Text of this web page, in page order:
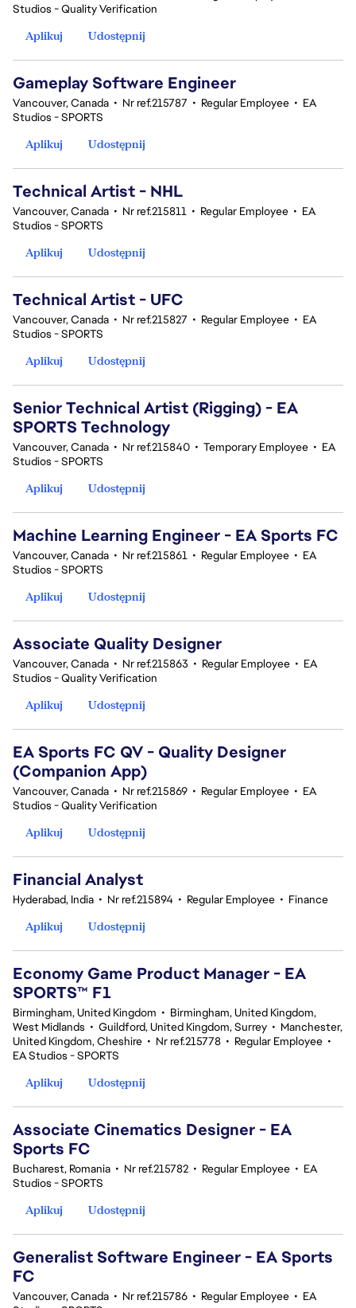
Studios - Quality Verification
Aplikuj
Udostępnij
Gameplay Software Engineer
Vancouver, Canada • Nr ref.215787 • Regular Employee • EA
Studios - SPORTS
Aplikuj
Udostępnij
Technical Artist - NHL
Vancouver, Canada • Nr ref.215811 • Regular Employee • EA
Studios - SPORTS
Aplikuj
Udostępnij
Technical Artist - UFC
Vancouver, Canada • Nr ref.215827 • Regular Employee • EA
Studios - SPORTS
Aplikuj
Udostępnij
Senior Technical Artist (Rigging) - EA
SPORTS Technology
Vancouver, Canada • Nr ref.215840 • Temporary Employee • EA
Studios - SPORTS
Aplikuj
Udostępnij
Machine Learning Engineer - EA Sports FC
Vancouver, Canada • Nr ref.215861 • Regular Employee • EA
Studios - SPORTS
Aplikuj
Udostępnij
Associate Quality Designer
Vancouver, Canada • Nr ref.215863 • Regular Employee • EA
Studios - Quality Verification
Aplikuj
Udostępnij
EA Sports FC QV - Quality Designer
(Companion App)
Vancouver, Canada • Nr ref.215869 • Regular Employee • EA
Studios - Quality Verification
Aplikuj
Udostępnij
Financial Analyst
Hyderabad, India • Nr ref.215894 • Regular Employee • Finance
Aplikuj
Udostępnij
Economy Game Product Manager - EA
SPORTS™ F1
Birmingham, United Kingdom • Birmingham, United Kingdom,
West Midlands • Guildford, United Kingdom, Surrey • Manchester,
United Kingdom, Cheshire • Nr ref.215778 • Regular Employee •
EA Studios - SPORTS
Aplikuj
Udostępnij
Associate Cinematics Designer - EA
Sports FC
Bucharest, Romania • Nr ref.215782 • Regular Employee • EA
Studios - SPORTS
Aplikuj
Udostępnij
Generalist Software Engineer - EA Sports
FC
Vancouver, Canada • Nr ref.215786 • Regular Employee • EA